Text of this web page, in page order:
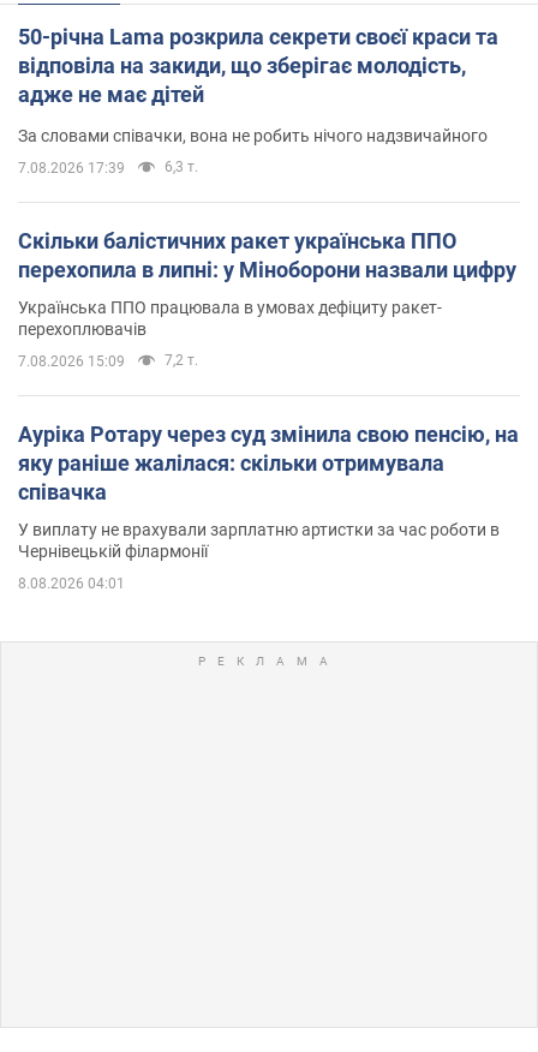
50-річна Lama розкрила секрети своєї краси та
відповіла на закиди, що зберігає молодість,
адже не має дітей
За словами співачки, вона не робить нічого надзвичайного
7.08.2026 17:39 6,3 т.
Скільки балістичних ракет українська ППО
перехопила в липні: у Міноборони назвали цифру
Українська ППО працювала в умовах дефіциту ракет-
перехоплювачів
7.08.2026 15:09 7,2 т.
Ауріка Ротару через суд змінила свою пенсію, на
яку раніше жалілася: скільки отримувала
співачка
У виплату не врахували зарплатню артистки за час роботи в
Чернівецькій філармонії
8.08.2026 04:01